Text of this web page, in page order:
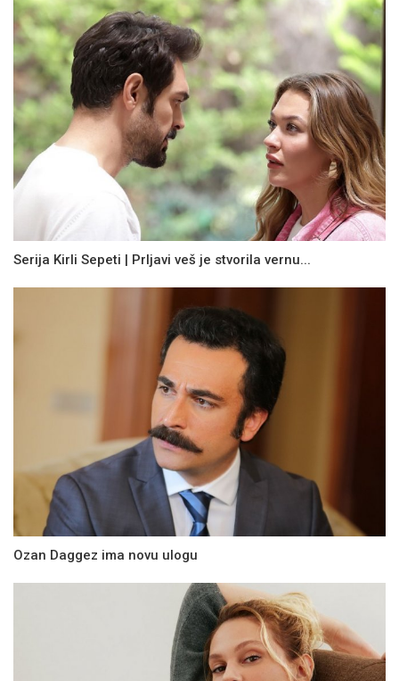
Serija Kirli Sepeti | Prljavi veš je stvorila vernu...
Ozan Daggez ima novu ulogu